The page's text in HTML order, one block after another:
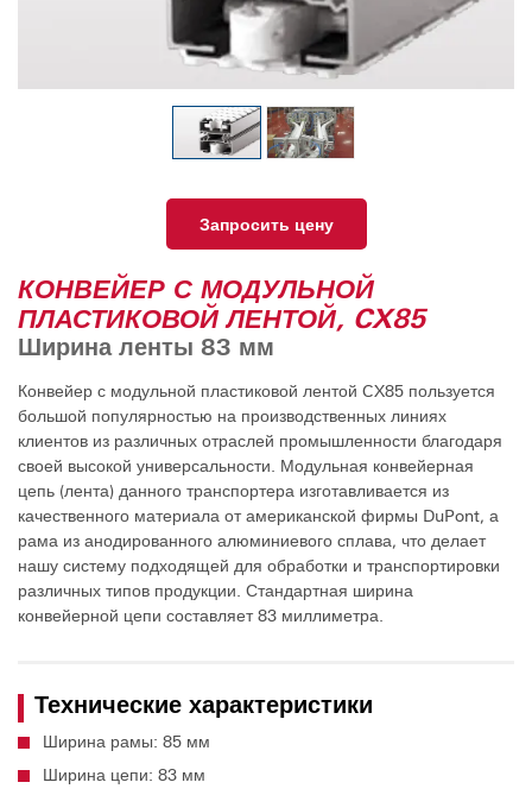
Запросить цену
КОНВЕЙЕР С МОДУЛЬНОЙ
ПЛАСТИКОВОЙ ЛЕНТОЙ, CX85
Ширина ленты 83 мм
Конвейер с модульной пластиковой лентой CX85 пользуется
большой популярностью на производственных линиях
клиентов из различных отраслей промышленности благодаря
своей высокой универсальности. Модульная конвейерная
цепь (лента) данного транспортера изготавливается из
качественного материала от американской фирмы DuPont, а
рама из анодированного алюминиевого сплава, что делает
нашу систему подходящей для обработки и транспортировки
различных типов продукции. Стандартная ширина
конвейерной цепи составляет 83 миллиметра.
Технические характеристики
Ширина рамы: 85 мм
Ширина цепи: 83 мм